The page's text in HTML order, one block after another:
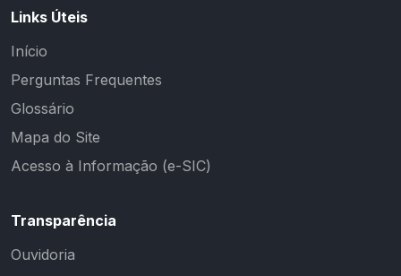
Links Úteis
Início
Perguntas Frequentes
Glossário
Mapa do Site
Acesso à Informação (e-SIC)
Transparência
Ouvidoria